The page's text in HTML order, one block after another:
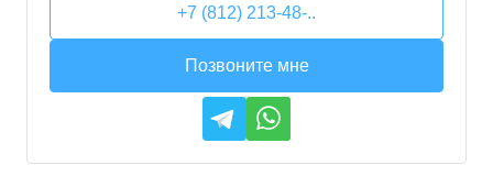
+7 (812) 213-48-..
Позвоните мне